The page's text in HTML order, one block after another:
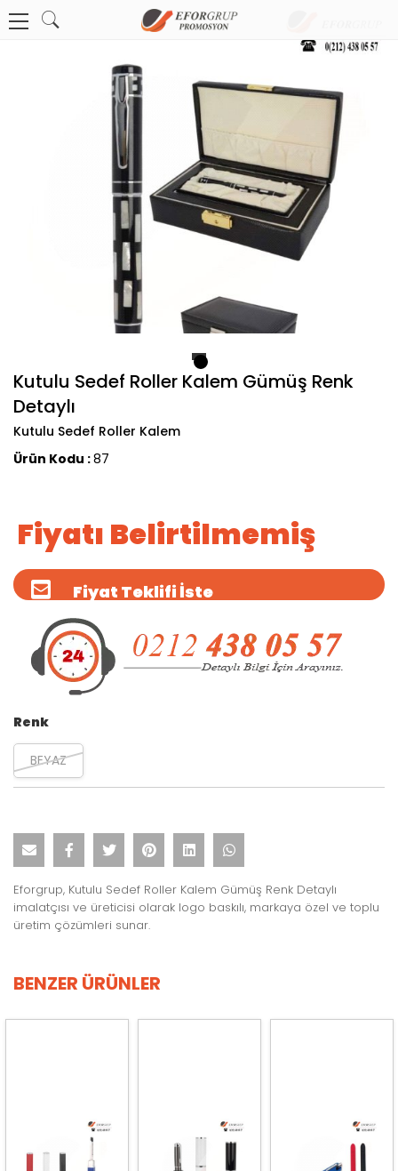
Kutulu Sedef Roller Kalem Gümüş Renk
Detaylı
Kutulu Sedef Roller Kalem
Ürün Kodu :87
Fiyatı Belirtilmemiş
Fiyat Teklifi İste
Renk
BEYAZ
Eforgrup, Kutulu Sedef Roller Kalem Gümüş Renk Detaylı
imalatçısı ve üreticisi olarak logo baskılı, markaya özel ve toplu
üretim çözümleri sunar.
BENZER ÜRÜNLER